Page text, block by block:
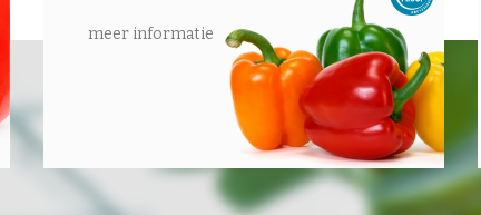
meer informatie